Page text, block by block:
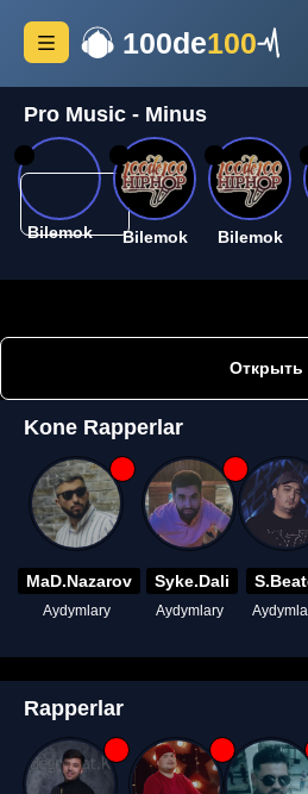
100de100
Pro Music - Minus
Bilemok Bilemok Bilemok
Открыть
Kone Rapperlar
MaD.Nazarov
Aydymlary
Syke.Dali
Aydymlary
Rapperlar